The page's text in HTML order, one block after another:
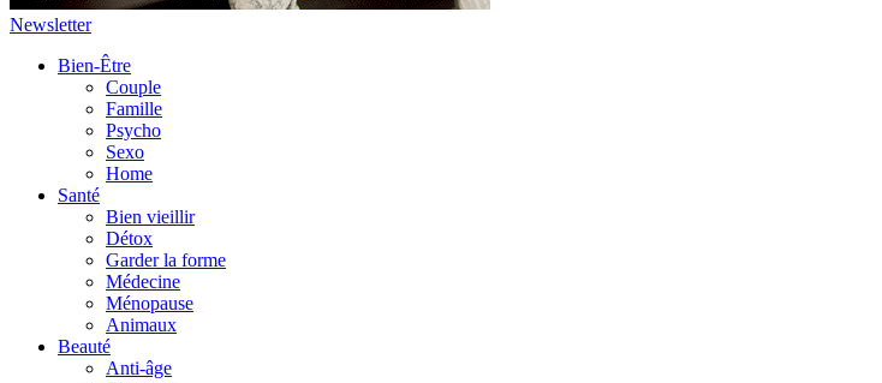
Newsletter
Bien-Être
Couple
Famille
Psycho
Sexo
Home
Santé
Bien vieillir
Détox
Garder la forme
Médecine
Ménopause
Animaux
Beauté
Anti-âge